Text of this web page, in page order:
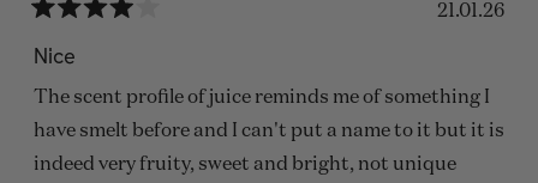
4
von
5
Sternen
bewertet
21.01.26
Nice
The scent profile of juice reminds me of something I
have smelt before and I can't put a name to it but it is
indeed very fruity, sweet and bright, not unique